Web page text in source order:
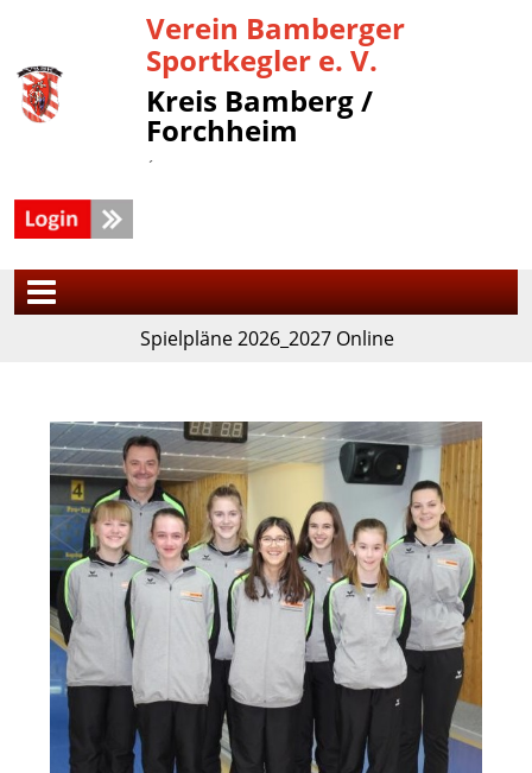
Verein Bamberger
Sportkegler e. V.
Kreis Bamberg /
Forchheim
´
Spielpläne 2026_2027 Online